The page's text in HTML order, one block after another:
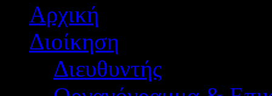
Αρχική
Διοίκηση
Διευθυντής